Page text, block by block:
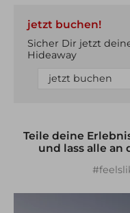
jetzt buchen!
Sicher Dir jetzt
Hideaway
jetzt buchen
Teile deine
und lass alle